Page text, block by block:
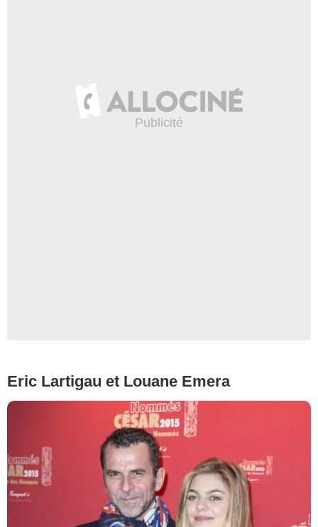
Eric Lartigau et Louane Emera